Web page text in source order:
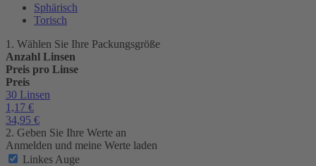
Sphärisch
Torisch
1. Wählen Sie Ihre Packungsgröße
Anzahl Linsen
Preis pro Linse
Preis
30 Linsen
1,17 €
34,95 €
2. Geben Sie Ihre Werte an
Anmelden und meine Werte laden
Linkes Auge